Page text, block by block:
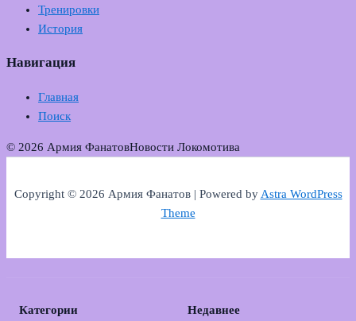
Тренировки
История
Навигация
Главная
Поиск
© 2026 Армия ФанатовНовости Локомотива
Copyright © 2026 Армия Фанатов | Powered byAstra WordPress
Theme
Категории Недавнее